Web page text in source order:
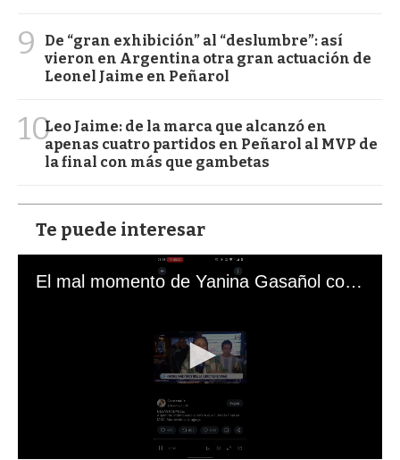
9
De “gran exhibición” al “deslumbre”: así
vieron en Argentina otra gran actuación de
Leonel Jaime en Peñarol
10Leo Jaime: de la marca que alcanzó en
apenas cuatro partidos en Peñarol al MVP de
la final con más que gambetas
Te puede interesar
El mal momento de Yanina Gasañol con un hincha argentino en "Subrayado"